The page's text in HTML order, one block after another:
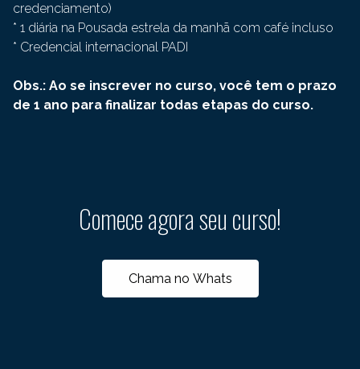
credenciamento)
* 1 diária na Pousada estrela da manhã com café incluso
* Credencial internacional PADI
Obs.: Ao se inscrever no curso, você tem o prazo
de 1 ano para finalizar todas etapas do curso.
Comece agora seu curso!
Chama no Whats